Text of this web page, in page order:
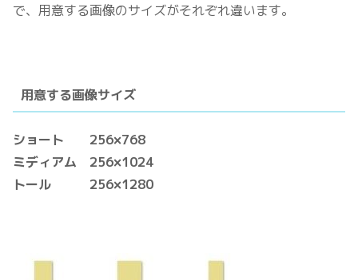
で、用意する画像のサイズがそれぞれ違います。
用意する画像サイズ
ショート 256×768
ミディアム 256×1024
トール 256×1280